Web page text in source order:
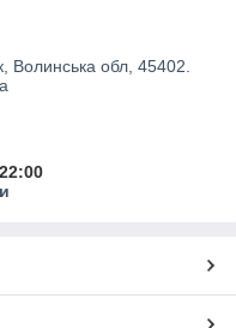
Волинська обл, 45402.